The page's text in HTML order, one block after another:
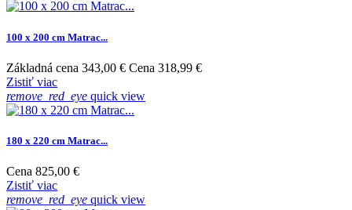
100 x 200 cm Matrac...
Základná cena 343,00 € Cena 318,99 €
Zistiť viac
remove_red_eye quick view
180 x 220 cm Matrac...
Cena 825,00 €
Zistiť viac
remove_red_eye quick view